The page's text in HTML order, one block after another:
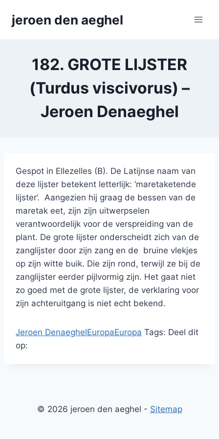
jeroen den aeghel
182. GROTE LIJSTER
(Turdus viscivorus) –
Jeroen Denaeghel
Gespot in Ellezelles (B). De Latijnse naam van
deze lijster betekent letterlijk: ‘maretaketende
lijster’. Aangezien hij graag de bessen van de
maretak eet, zijn zijn uitwerpselen
verantwoordelijk voor de verspreiding van de
plant. De grote lijster onderscheidt zich van de
zanglijster door zijn zang en de bruine vlekjes
op zijn witte buik. Die zijn rond, terwijl ze bij de
zanglijster eerder pijlvormig zijn. Het gaat niet
zo goed met de grote lijster, de verklaring voor
zijn achteruitgang is niet echt bekend.
Jeroen DenaeghelEuropaEuropa Tags: Deel dit
op:
© 2026 jeroen den aeghel - Sitemap